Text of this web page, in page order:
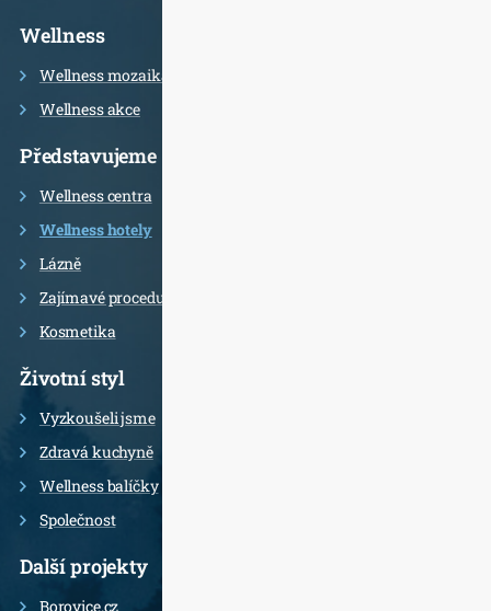
Informace
Wellness
Wellness mozaika
Wellness akce
Představujeme
Wellness centra
Wellness hotely
Lázně
Zajímavé procedury
Kosmetika
Životní styl
Vyzkoušeli jsme
Zdravá kuchyně
Wellness balíčky
Společnost
Další projekty
Borovice.cz